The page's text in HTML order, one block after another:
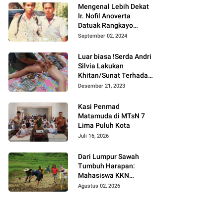
Mengenal Lebih Dekat
Ir. Nofil Anoverta
Datuak Rangkayo
Batuah Cawako
September 02, 2024
Luar biasa !Serda Andri
Silvia Lakukan
Khitan/Sunat Terhadap
Anak Warga Binaannya
Desember 21, 2023
Kasi Penmad
Matamuda di MTsN 7
Lima Puluh Kota
Juli 16, 2026
Dari Lumpur Sawah
Tumbuh Harapan:
Mahasiswa KKN
Universitas Andalas
Agustus 02, 2026